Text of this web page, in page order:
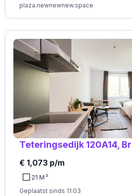
plaza.newnewnew.space
Teteringsedijk 120A14,
€ 1,073 p/m
21 M²
Geplaatst sinds 11:03